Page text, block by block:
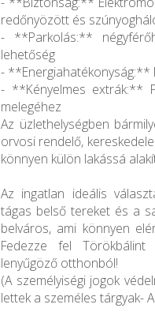
redőnyözött és
- **Parkolás:**
lehetőség
- **Energiahatékonyság:**
- **Kényelmes extrák:**
melegéhez
Az üzlethelységben
orvosi rendelő,
könnyen külön lakássá
Az ingatlan ideális
tágas belső tereket és a
belváros, ami könnyen
Fedezze fel
lenyűgöző otthonból!
(A személyiségi jogok
lettek a személes tárgyak-